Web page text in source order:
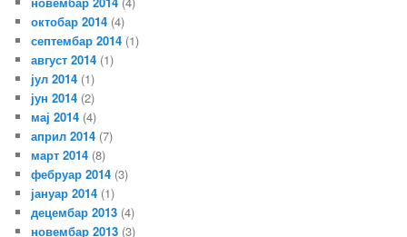
октобар 2014 (4)
септембар 2014 (1)
август 2014 (1)
јул 2014 (1)
јун 2014 (2)
мај 2014 (4)
април 2014 (7)
март 2014 (8)
фебруар 2014 (3)
јануар 2014 (1)
децембар 2013 (4)
новембар 2013 (3)